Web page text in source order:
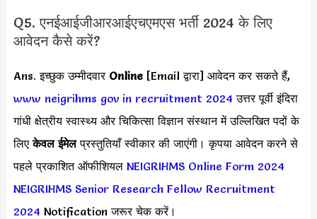
Q5. एनईआईजीआरआईएचएमएस भर्ती 2024 के लिए
आवेदन कैसे करें?
Ans. इच्छुक उम्मीदवार Online[Email द्वारा] आवेदन कर सकते हैं,
www neigrihms gov in recruitment 2024 उत्तर पूर्वी इंदिरा
गांधी क्षेत्रीय स्वास्थ्य और चिकित्सा विज्ञान संस्थान में उल्लिखित पदों के
लिएकेवल ईमेलप्रस्तुतियाँ स्वीकार की जाएंगी। कृपया आवेदन करने से
पहले प्रकाशित ऑफीशियल NEIGRIHMS Online Form 2024
NEIGRIHMS Senior Research Fellow Recruitment
2024 Notification जरूर चेक करें।